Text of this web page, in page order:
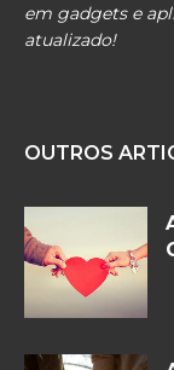
em gadgets e
atualizado!
OUTROS